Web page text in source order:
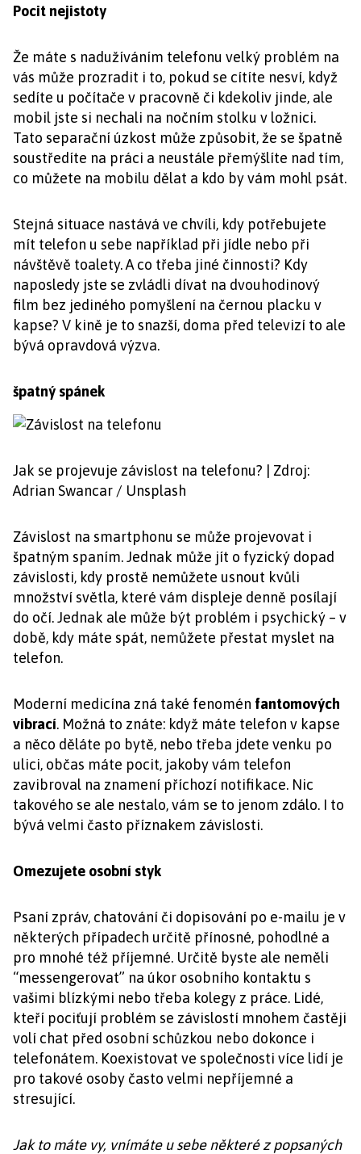
Pocit nejistoty
Že máte s nadužíváním telefonu velký problém na
vás může prozradit i to, pokud se cítíte nesví, když
sedíte u počítače v pracovně či kdekoliv jinde, ale
mobil jste si nechali na nočním stolku v ložnici.
Tato separační úzkost může způsobit, že se špatně
soustředíte na práci a neustále přemýšlíte nad tím,
co můžete na mobilu dělat a kdo by vám mohl psát.
Stejná situace nastává ve chvíli, kdy potřebujete
mít telefon u sebe například při jídle nebo při
návštěvě toalety. A co třeba jiné činnosti? Kdy
naposledy jste se zvládli dívat na dvouhodinový
film bez jediného pomyšlení na černou placku v
kapse? V kině je to snazší, doma před televizí to ale
bývá opravdová výzva.
špatný spánek
Jak se projevuje závislost na telefonu? | Zdroj:
Adrian Swancar / Unsplash
Závislost na smartphonu se může projevovat i
špatným spaním. Jednak může jít o fyzický dopad
závislosti, kdy prostě nemůžete usnout kvůli
množství světla, které vám displeje denně posílají
do očí. Jednak ale může být problém i psychický – v
době, kdy máte spát, nemůžete přestat myslet na
telefon.
Moderní medicína zná také fenomén fantomových
vibrací. Možná to znáte: když máte telefon v kapse
a něco děláte po bytě, nebo třeba jdete venku po
ulici, občas máte pocit, jakoby vám telefon
zavibroval na znamení příchozí notifikace. Nic
takového se ale nestalo, vám se to jenom zdálo. I to
bývá velmi často příznakem závislosti.
Omezujete osobní styk
Psaní zpráv, chatování či dopisování po e-mailu je v
některých případech určitě přínosné, pohodlné a
pro mnohé též příjemné. Určitě byste ale neměli
“messengerovat” na úkor osobního kontaktu s
vašimi blízkými nebo třeba kolegy z práce. Lidé,
kteří pociťují problém se závislostí mnohem častěji
volí chat před osobní schůzkou nebo dokonce i
telefonátem. Koexistovat ve společnosti více lidí je
pro takové osoby často velmi nepříjemné a
stresující.
Jak to máte vy, vnímáte u sebe některé z popsaných